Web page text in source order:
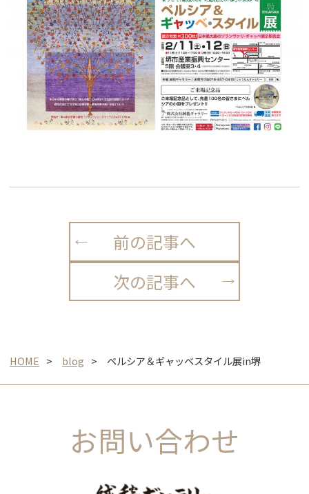
前の記事へ
次の記事へ
HOME blog ペルシア＆ギャッベスタイル展in堺
お問い合わせ